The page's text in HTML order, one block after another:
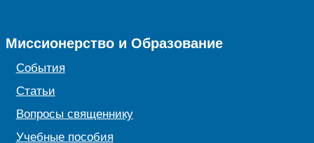
Миссионерство и Образование
События
Статьи
Вопросы священнику
Учебные пособия